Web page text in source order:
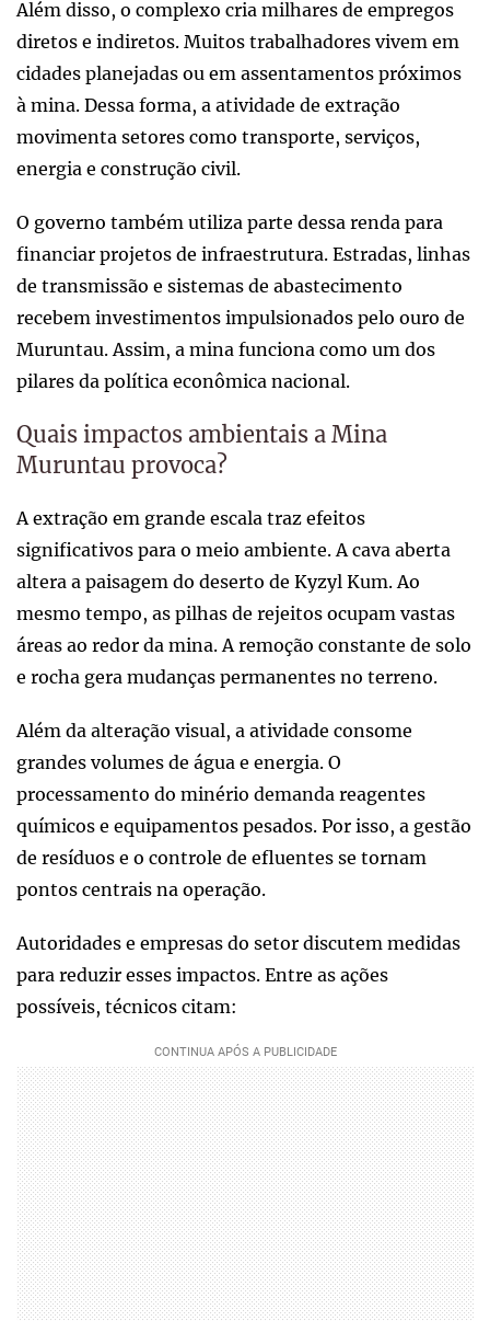
Além disso, o complexo cria milhares de empregos
diretos e indiretos. Muitos trabalhadores vivem em
cidades planejadas ou em assentamentos próximos
à mina. Dessa forma, a atividade de extração
movimenta setores como transporte, serviços,
energia e construção civil.
O governo também utiliza parte dessa renda para
financiar projetos de infraestrutura. Estradas, linhas
de transmissão e sistemas de abastecimento
recebem investimentos impulsionados pelo ouro de
Muruntau. Assim, a mina funciona como um dos
pilares da política econômica nacional.
Quais impactos ambientais a Mina
Muruntau provoca?
A extração em grande escala traz efeitos
significativos para o meio ambiente. A cava aberta
altera a paisagem do deserto de Kyzyl Kum. Ao
mesmo tempo, as pilhas de rejeitos ocupam vastas
áreas ao redor da mina. A remoção constante de solo
e rocha gera mudanças permanentes no terreno.
Além da alteração visual, a atividade consome
grandes volumes de água e energia. O
processamento do minério demanda reagentes
químicos e equipamentos pesados. Por isso, a gestão
de resíduos e o controle de efluentes se tornam
pontos centrais na operação.
Autoridades e empresas do setor discutem medidas
para reduzir esses impactos. Entre as ações
possíveis, técnicos citam: